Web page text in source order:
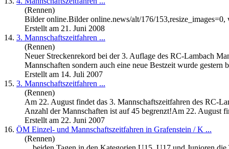
(Rennen)
Bilder online.Bilder online.news/alt/176/153,resize_images=0,
Erstellt am 21. Juni 2008
14. 3. Mannschaftszeitfahren ...
(Rennen)
Neuer Streckenrekord bei der 3. Auflage des RC-Lambach
Mannschaften sondern auch eine neue Bestzeit wurde gestern
Erstellt am 14. Juli 2007
15. 3. Mannschaftszeitfahren ...
(Rennen)
Am 22. August findet das 3. Mannschaftszeitfahren des RC-
Anzahl der Mannschaften ist auf 45 begrenzt!Am 22. August
Erstellt am 22. Juni 2007
16. ÖM Einzel- und Mannschaftszeitfahren in Grafenstein / K ...
(Rennen)